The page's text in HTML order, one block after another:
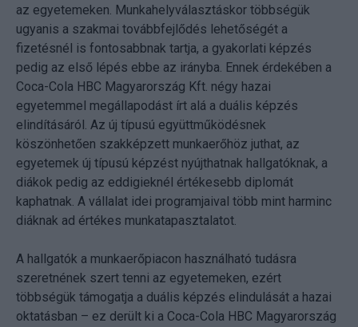
az egyetemeken. Munkahelyválasztáskor többségük
ugyanis a szakmai továbbfejlődés lehetőségét a
fizetésnél is fontosabbnak tartja, a gyakorlati képzés
pedig az első lépés ebbe az irányba. Ennek érdekében a
Coca-Cola HBC Magyarország Kft. négy hazai
egyetemmel megállapodást írt alá a duális képzés
elindításáról. Az új típusú együttműködésnek
köszönhetően szakképzett munkaerőhöz juthat, az
egyetemek új típusú képzést nyújthatnak hallgatóknak, a
diákok pedig az eddigieknél értékesebb diplomát
kaphatnak. A vállalat idei programjaival több mint harminc
diáknak ad értékes munkatapasztalatot.
A hallgatók a munkaerőpiacon használható tudásra
szeretnének szert tenni az egyetemeken, ezért
többségük támogatja a duális képzés elindulását a hazai
oktatásban – ez derült ki a Coca-Cola HBC Magyarország